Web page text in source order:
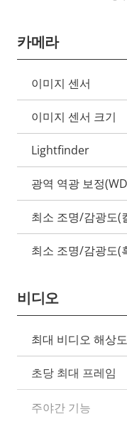
카메라
속
성
설
명
속
성
값
이미지 센서
이미지 센서 크기
Lightfinder
광역 역광 보정
최소 조명/감광도(
최소 조명/감광도(
비디오
속
성
설
명
속
성
값
최대 비디오 해상도
초당 최대 프레임
주야간 기능